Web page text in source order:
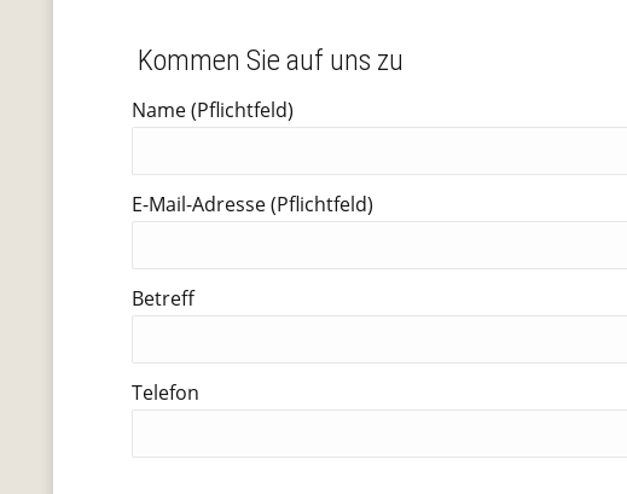
Kommen Sie auf uns zu
Name (Pflichtfeld)
E-Mail-Adresse (Pflichtfeld)
Betreff
Telefon